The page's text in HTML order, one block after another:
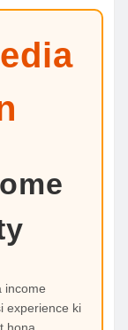
income
experience ki